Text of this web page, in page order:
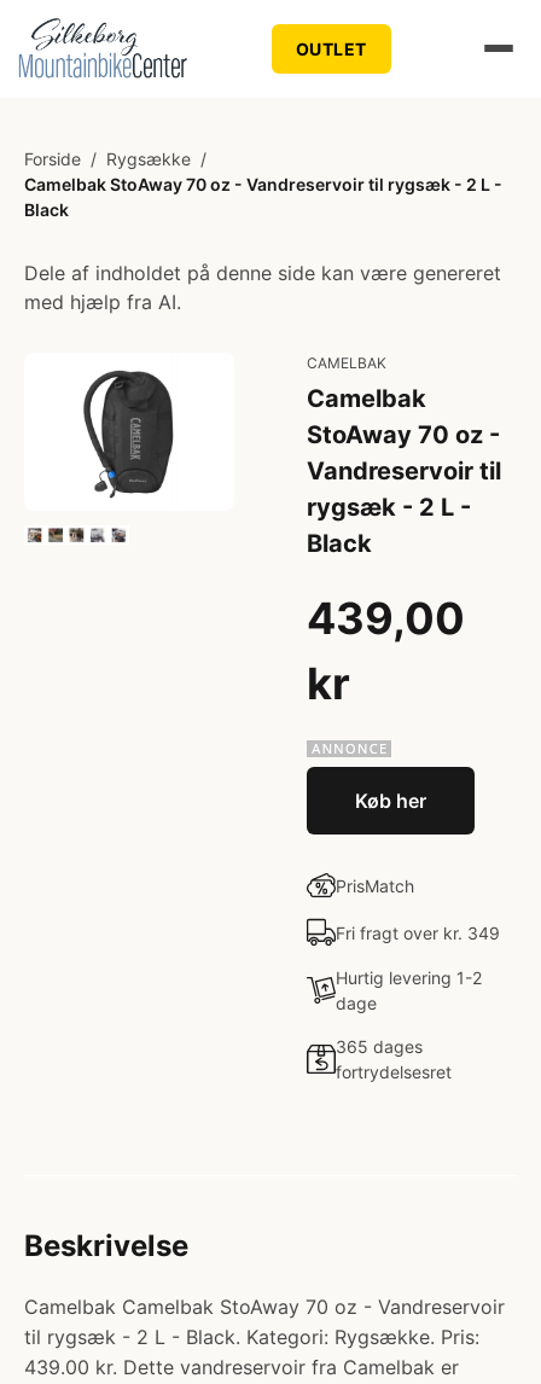
OUTLET
Forside / Rygsække /
Camelbak StoAway 70 oz - Vandreservoir til rygsæk - 2 L -
Black
Dele af indholdet på denne side kan være genereret
med hjælp fra AI.
CAMELBAK
Camelbak
StoAway 70 oz -
Vandreservoir til
rygsæk - 2 L -
Black
439,00
kr
Køb her
PrisMatch
Fri fragt over kr. 349
Hurtig levering 1-2
dage
365 dages
fortrydelsesret
Beskrivelse
Camelbak Camelbak StoAway 70 oz - Vandreservoir
til rygsæk - 2 L - Black. Kategori: Rygsække. Pris:
439.00 kr. Dette vandreservoir fra Camelbak er